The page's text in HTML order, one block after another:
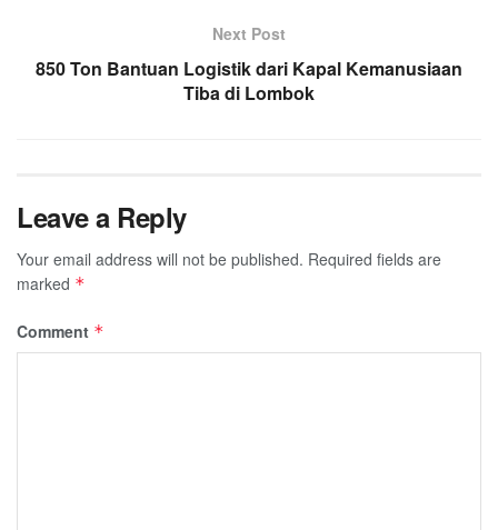
Next Post
850 Ton Bantuan Logistik dari Kapal Kemanusiaan
Tiba di Lombok
Leave a Reply
Your email address will not be published. Required fields are
marked *
Comment *